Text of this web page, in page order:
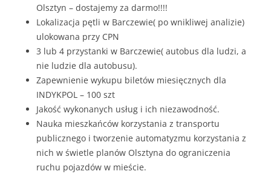
Olsztyn – dostajemy za darmo!!!!
Lokalizacja pętli w Barczewie( po wnikliwej analizie)
ulokowana przy CPN
3 lub 4 przystanki w Barczewie( autobus dla ludzi, a
nie ludzie dla autobusu).
Zapewnienie wykupu biletów miesięcznych dla
INDYKPOL – 100 szt
Jakość wykonanych usług i ich niezawodność.
Nauka mieszkańców korzystania z transportu
publicznego i tworzenie automatyzmu korzystania z
nich w świetle planów Olsztyna do ograniczenia
ruchu pojazdów w mieście.